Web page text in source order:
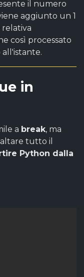
il numero
aggiunto un 1
relativa
così processato
all'istante.
in
a break, ma
tutto il
Python dalla